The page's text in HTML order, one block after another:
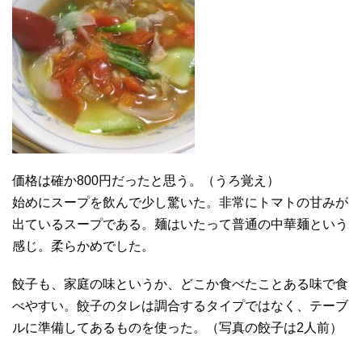
価格は確か800円だったと思う。（うろ覚え）
始めにスープを飲んで少し驚いた。非常にトマトの甘みが
出ているスープである。麺はいたって普通の中華麺という
感じ。柔らかめでした。
餃子も、家庭の味というか、どこか食べたことある味で食
べやすい。餃子のタレは調合するタイプではなく、テーブ
ルに準備してあるものを使った。（写真の餃子は2人前）